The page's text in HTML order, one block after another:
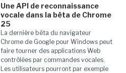
Une API de reconnaissance
vocale dans la bêta de Chrome
25
La dernière bêta du navigateur
Chrome de Google pour Windows peut
faire tourner des applications Web
contrôlées par commandes vocales.
Les utilisateurs pourront par exemple